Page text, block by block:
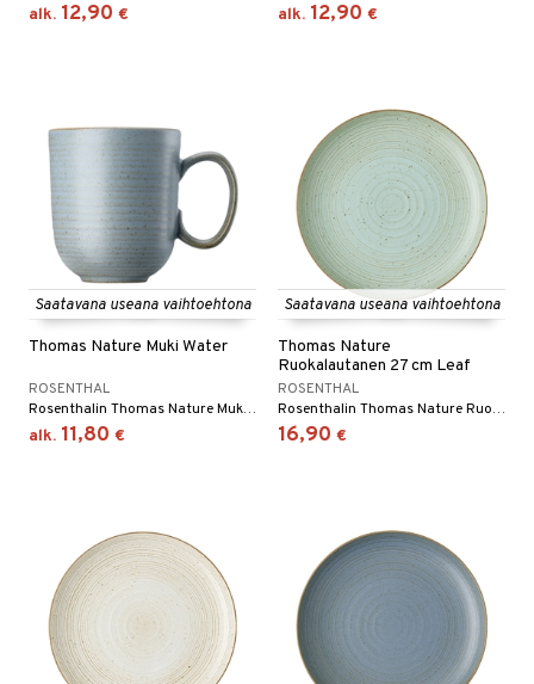
alk. 12,90 € alk. 12,90 €
Saatavana useana vaihtoehtona
Thomas Nature Muki Water
ROSENTHAL
Rosenthalin Thomas Nature Muki 15 cm on kivikeraaminen muki, jossa on ympyränmuotoinen kuvio kirjavin värein, ja sitä on saatavana useissa eri väreissä.
alk. 11,80 €
Saatavana useana vaihtoehtona
Thomas Nature
Ruokalautanen 27 cm Leaf
ROSENTHAL
Rosenthalin Thomas Nature Ruokalautanen 27 cm on kivikeraaminen lautanen, jossa on ympyränmuotoinen kuvio kirjavin värein, ja sitä on saatavana useissa eri väreissä.
16,90 €